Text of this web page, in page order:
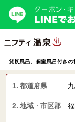
貸切風呂、個室風呂付き
1. 都道府県
2. 地域・市区郡